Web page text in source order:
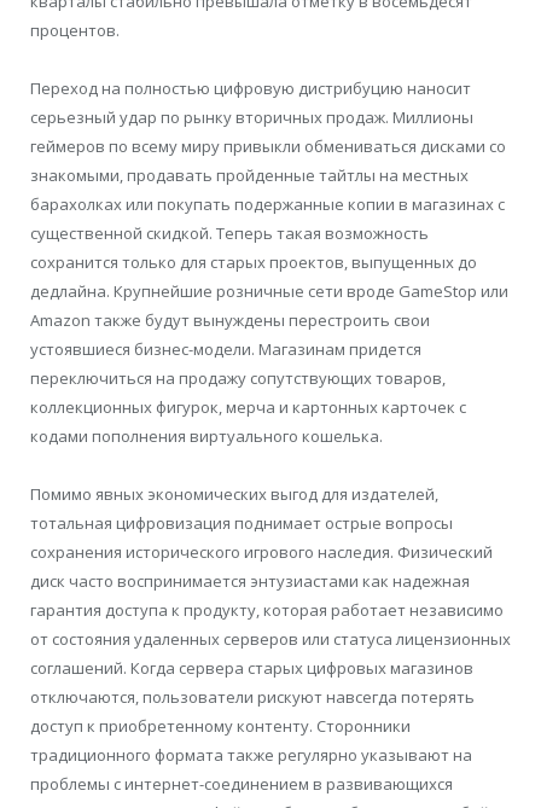
процентов.
Переход на полностью цифровую дистрибуцию наносит
серьезный удар по рынку вторичных продаж. Миллионы
геймеров по всему миру привыкли обмениваться дисками со
знакомыми, продавать пройденные тайтлы на местных
барахолках или покупать подержанные копии в магазинах с
существенной скидкой. Теперь такая возможность
сохранится только для старых проектов, выпущенных до
дедлайна. Крупнейшие розничные сети вроде GameStop или
Amazon также будут вынуждены перестроить свои
устоявшиеся бизнес-модели. Магазинам придется
переключиться на продажу сопутствующих товаров,
коллекционных фигурок, мерча и картонных карточек с
кодами пополнения виртуального кошелька.
Помимо явных экономических выгод для издателей,
тотальная цифровизация поднимает острые вопросы
сохранения исторического игрового наследия. Физический
диск часто воспринимается энтузиастами как надежная
гарантия доступа к продукту, которая работает независимо
от состояния удаленных серверов или статуса лицензионных
соглашений. Когда сервера старых цифровых магазинов
отключаются, пользователи рискуют навсегда потерять
доступ к приобретенному контенту. Сторонники
традиционного формата также регулярно указывают на
проблемы с интернет-соединением в развивающихся